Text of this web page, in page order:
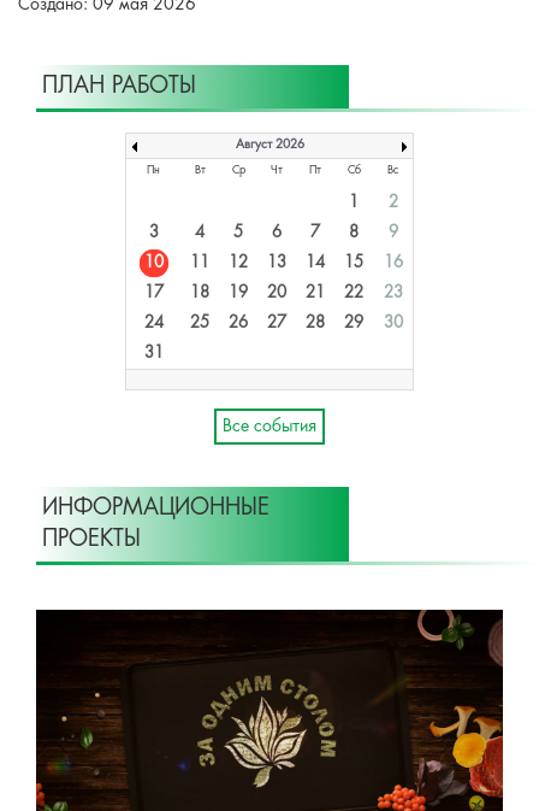
Создано: 09 мая 2026
ПЛАН РАБОТЫ
Август 2026
Пн Вт Ср Чт Пт Сб Вс
1
2
3
4 5 6 7 8
9
10
11 12 13 14 15
16
17
18 19 20 21 22
23
24
25 26 27 28 29
30
31
Все события
ИНФОРМАЦИОННЫЕ
ПРОЕКТЫ